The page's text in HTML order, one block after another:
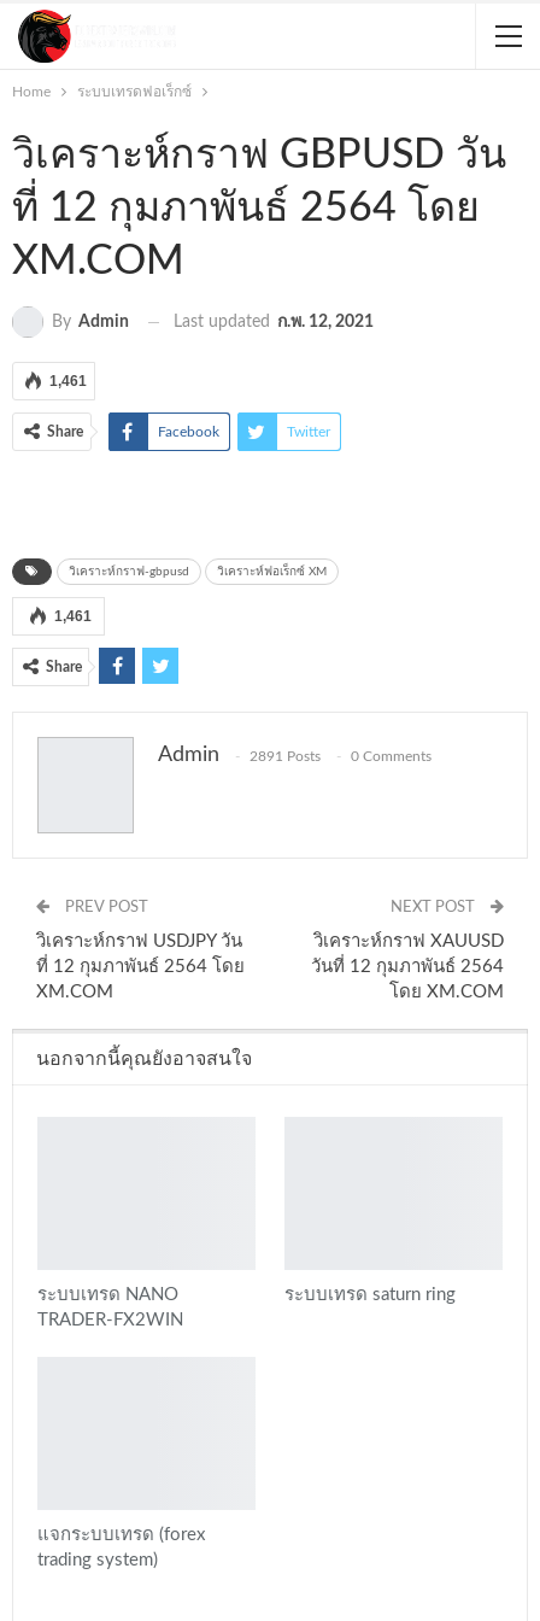
Home ระบบเทรดฟอเร็กซ์
วิเคราะห์กราฟ GBPUSD วัน
ที่ 12 กุมภาพันธ์ 2564 โดย
XM.COM
By Admin Last updated ก.พ. 12, 2021
1,461
Share Facebook Twitter
วิเคราะห์กราฟ-gbpusd วิเคราะห์ฟอเร็กซ์ XM
1,461
Share
Admin 2891 Posts 0 Comments
PREV POST
วิเคราะห์กราฟ USDJPY วัน
ที่ 12 กุมภาพันธ์ 2564 โดย
XM.COM
NEXT POST
วิเคราะห์กราฟ XAUUSD
วันที่ 12 กุมภาพันธ์ 2564
โดย XM.COM
นอกจากนี้คุณยังอาจสนใจ
ระบบเทรด NANO
TRADER-FX2WIN
ระบบเทรด saturn ring
แจกระบบเทรด (forex
trading system)